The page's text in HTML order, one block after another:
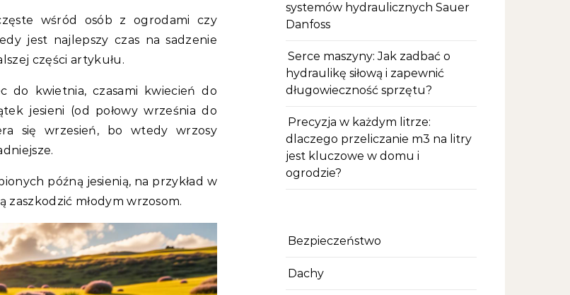
jest najlepszy czas na sadzenie
części artykułu.
do kwietnia, czasami kwiecień do
jesieni (od połowy września do
się wrzesień, bo wtedy wrzosy
późną jesienią, na przykład w
zaszkodzić młodym wrzosom.
systemów hydraulicznych Sauer
Danfoss
Serce maszyny: Jak zadbać o
hydraulikę siłową i zapewnić
długowieczność sprzętu?
Precyzja w każdym litrze:
dlaczego przeliczanie m3 na litry
jest kluczowe w domu i
ogrodzie?
Bezpieczeństwo
Dachy